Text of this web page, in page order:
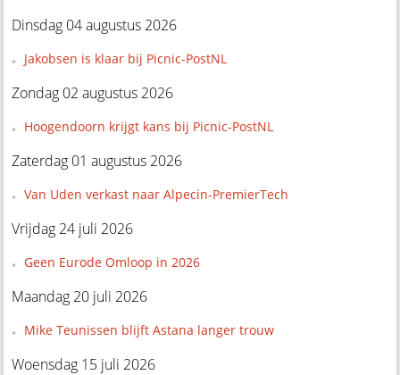
Dinsdag 04 augustus 2026
Jakobsen is klaar bij Picnic-PostNL
Zondag 02 augustus 2026
Hoogendoorn krijgt kans bij Picnic-PostNL
Zaterdag 01 augustus 2026
Van Uden verkast naar Alpecin-PremierTech
Vrijdag 24 juli 2026
Geen Eurode Omloop in 2026
Maandag 20 juli 2026
Mike Teunissen blijft Astana langer trouw
Woensdag 15 juli 2026